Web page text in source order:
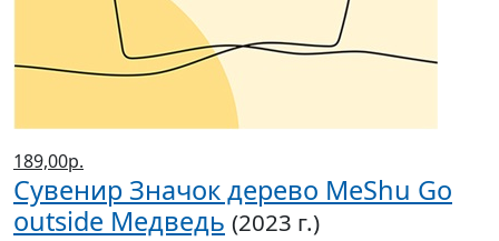
189,00р.
Сувенир Значок дерево MeShu Go
outside Медведь (2023 г.)